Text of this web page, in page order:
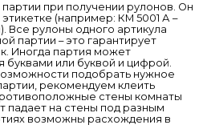
при получении рулонов. Он
(например: КМ 5001 А –
Все рулоны одного артикула
партии – это гарантирует
Иногда партия может
буквами или буквой и цифрой.
подобрать нужное
рекомендуем клеить
стены комнаты
падает на стены под разным
возможны расхождения в